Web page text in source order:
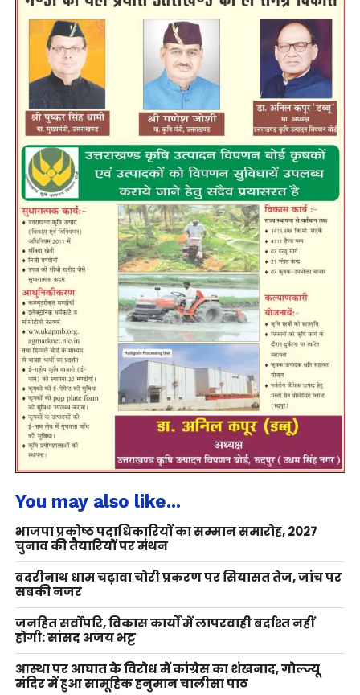
You may also like...
भाजपा प्रकोष्ठ पदाधिकारियों का सम्मान समारोह, 2027
चुनाव की तैयारियों पर मंथन
बदरीनाथ धाम चढ़ावा चोरी प्रकरण पर सियासत तेज, जांच पर
सबकी नजर
जनहित सर्वोपरि, विकास कार्यों में लापरवाही बर्दाश्त नहीं
होगी: सांसद अजय भट्ट
आस्था पर आघात के विरोध में कांग्रेस का शंखनाद, गोल्ज्यू
मंदिर में हुआ सामूहिक हनुमान चालीसा पाठ